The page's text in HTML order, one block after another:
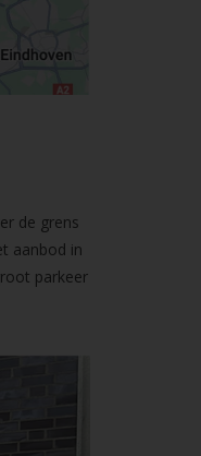
de grens
aanbod in
parkeer